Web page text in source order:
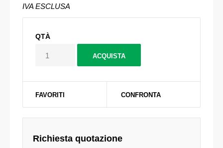
IVA ESCLUSA
QTÀ
FAVORITI CONFRONTA
Richiesta quotazione